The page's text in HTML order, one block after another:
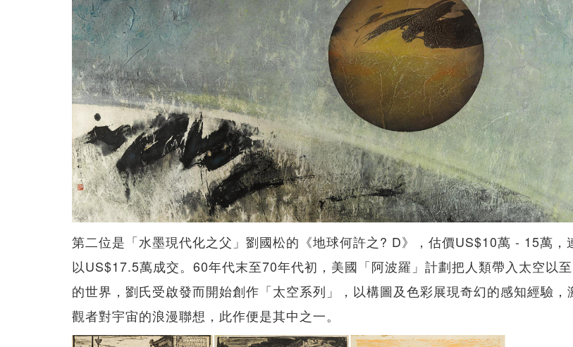
第二位是「水墨現代化之父」劉國松的《地球何許之? D》，估價US$10萬 - 15萬，
以US$17.5萬成交。60年代末至70年代初，美國「阿波羅」計劃把人類帶入太空以
的世界，劉氏受啟發而開始創作「太空系列」，以構圖及色彩展現奇幻的感知經驗，
觀者對宇宙的浪漫聯想，此作便是其中之一。